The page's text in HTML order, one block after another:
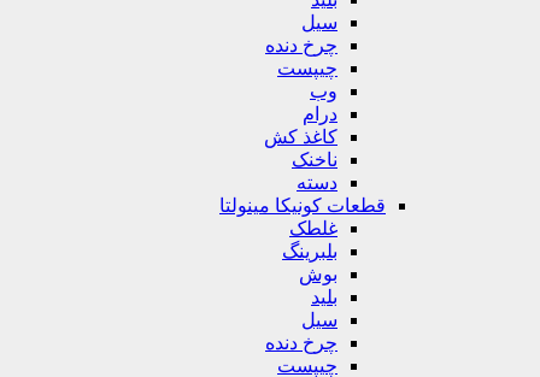
سیل
چرخ دنده
چیپست
وب
درام
کاغذ کش
ناخنک
دسته
قطعات کونیکا مینولتا
غلطک
بلبرینگ
بوش
بلید
سیل
چرخ دنده
چیپست